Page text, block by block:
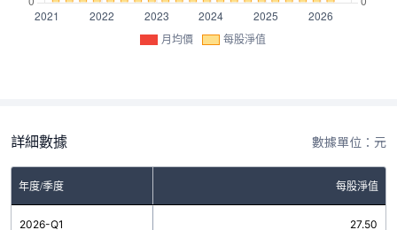
月均價 每股淨值
詳細數據 數據單位：元
年度/季度 每股淨值
2026-Q1 27.50